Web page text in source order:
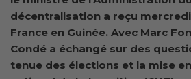
décentralisation a reçu
France en Guinée. Avec Marc
Condé a échangé sur des
tenue des élections et la mise